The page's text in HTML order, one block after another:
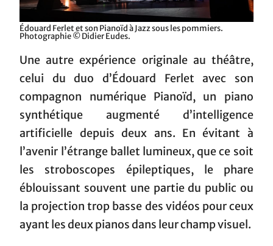
Édouard Ferlet et son Pianoïd à Jazz sous les pommiers.
Photographie © Didier Eudes.
Une autre expérience originale au théâtre,
celui du duo d’Édouard Ferlet avec son
compagnon numérique Pianoïd, un piano
synthétique augmenté d’intelligence
artificielle depuis deux ans. En évitant à
l’avenir l’étrange ballet lumineux, que ce soit
les stroboscopes épileptiques, le phare
éblouissant souvent une partie du public ou
la projection trop basse des vidéos pour ceux
ayant les deux pianos dans leur champ visuel.